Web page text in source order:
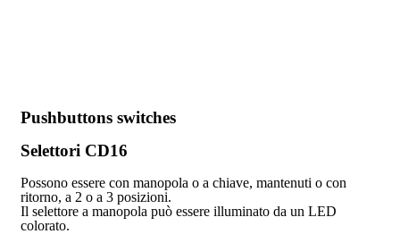
Pushbuttons switches
Selettori CD16
Possono essere con manopola o a chiave, mantenuti o con
ritorno, a 2 o a 3 posizioni.
Il selettore a manopola può essere illuminato da un LED
colorato.